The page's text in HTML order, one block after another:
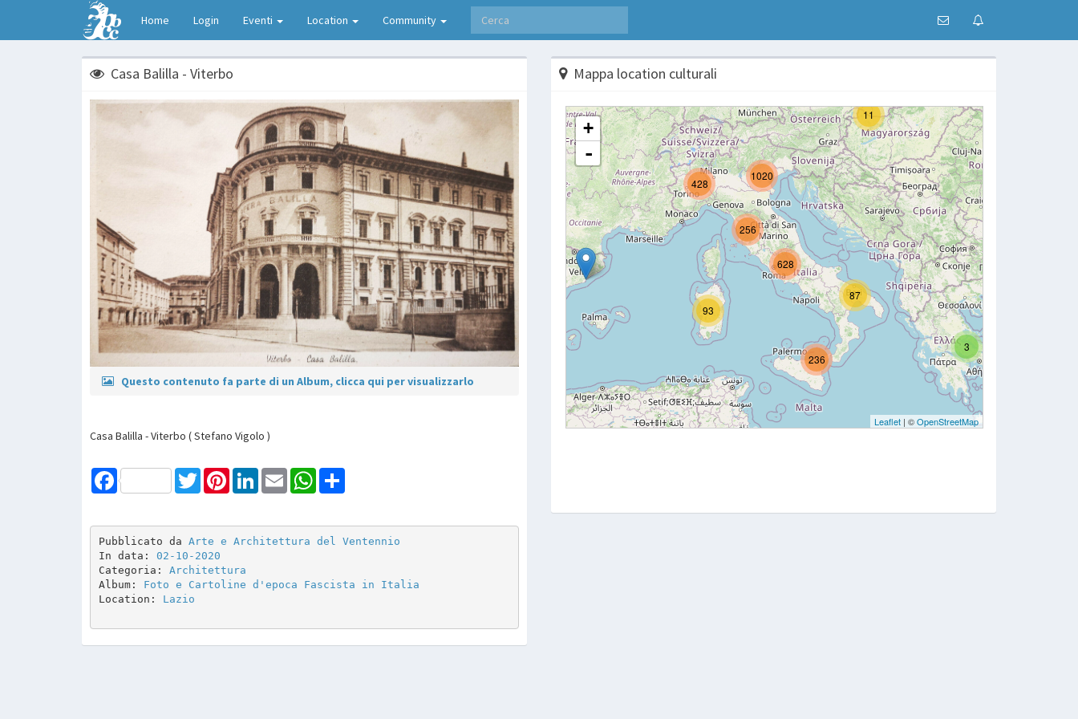
Home Login Eventi Location Community
Casa Balilla - Viterbo
Questo contenuto fa parte di un Album, clicca qui per visualizzarlo
Casa Balilla - Viterbo ( Stefano Vigolo )
Facebook TwitterPinterestLinkedInEmail WhatsApp
Pubblicato da Arte e Architettura del Ventennio
In data: 02-10-2020
Categoria: Architettura
Album: Foto e Cartoline d'epoca Fascista in Italia
Location: Lazio
Mappa location culturali